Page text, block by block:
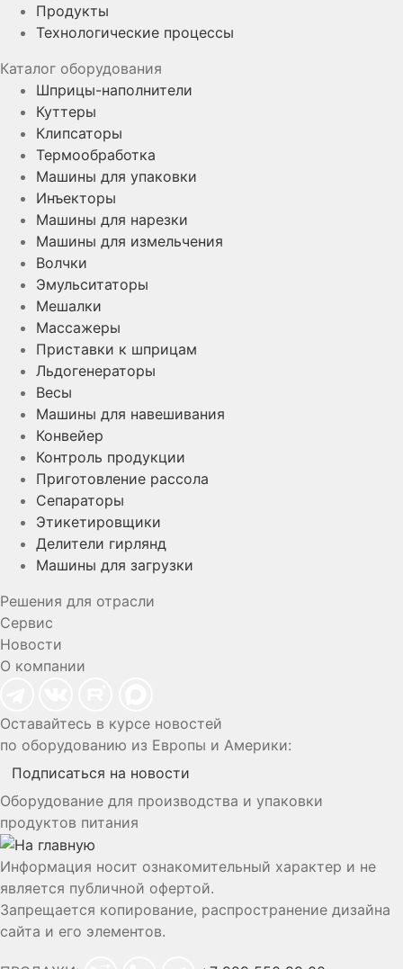
Продукты
Технологические процессы
Каталог оборудования
Шприцы-наполнители
Куттеры
Клипсаторы
Термообработка
Машины для упаковки
Инъекторы
Машины для нарезки
Машины для измельчения
Волчки
Эмульситаторы
Мешалки
Массажеры
Приставки к шприцам
Льдогенераторы
Весы
Машины для навешивания
Конвейер
Контроль продукции
Приготовление рассола
Сепараторы
Этикетировщики
Делители гирлянд
Машины для загрузки
Решения для отрасли
Сервис
Новости
О компании
Оставайтесь в курсе новостей
по оборудованию из Европы и Америки:
Подписаться на новости
Оборудование для производства и упаковки
продуктов питания
Информация носит ознакомительный характер и не
является публичной офертой.
Запрещается копирование, распространение дизайна
сайта и его элементов.